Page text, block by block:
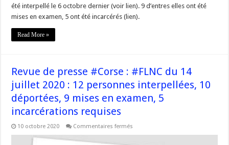
été interpellé le 6 octobre dernier (voir lien). 9 d’entres elles ont été
mises en examen, 5 ont été incarcérés (lien).
Read More »
Revue de presse #Corse : #FLNC du 14
juillet 2020 : 12 personnes interpellées, 10
déportées, 9 mises en examen, 5
incarcérations requises
10 octobre 2020 Commentaires fermés